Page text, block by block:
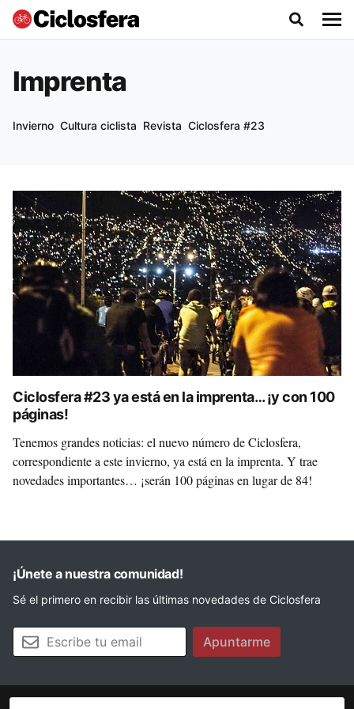
Imprenta
Invierno Cultura ciclista Revista Ciclosfera #23
Ciclosfera #23 ya está en la imprenta… ¡y con 100
páginas!
Tenemos grandes noticias: el nuevo número de Ciclosfera,
correspondiente a este invierno, ya está en la imprenta. Y trae
novedades importantes… ¡serán 100 páginas en lugar de 84!
¡Únete a nuestra comunidad!
Sé el primero en recibir las últimas novedades de Ciclosfera
Tu email Apuntarme